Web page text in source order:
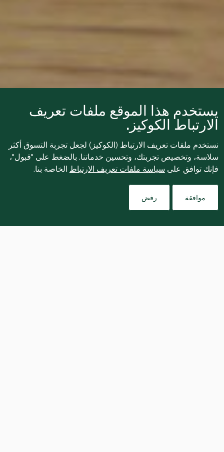
يستخدم هذا الموقع ملفات تعريف
الارتباط الكوكيز.
نستخدم ملفات تعريف الارتباط (الكوكيز) لجعل تجربة التسوق أكثر
سلاسة، وتخصيص تجربتك، وتحسين خدماتنا. بالضغط على "قبول"،
فإنك توافق على سياسة ملفات تعريف الارتباط الخاصة بنا.
موافقة رفض